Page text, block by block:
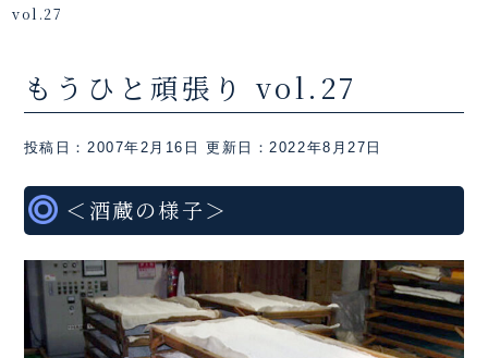
vol.27
もうひと頑張り vol.27
投稿日：2007年2月16日 更新日：2022年8月27日
＜酒蔵の様子＞